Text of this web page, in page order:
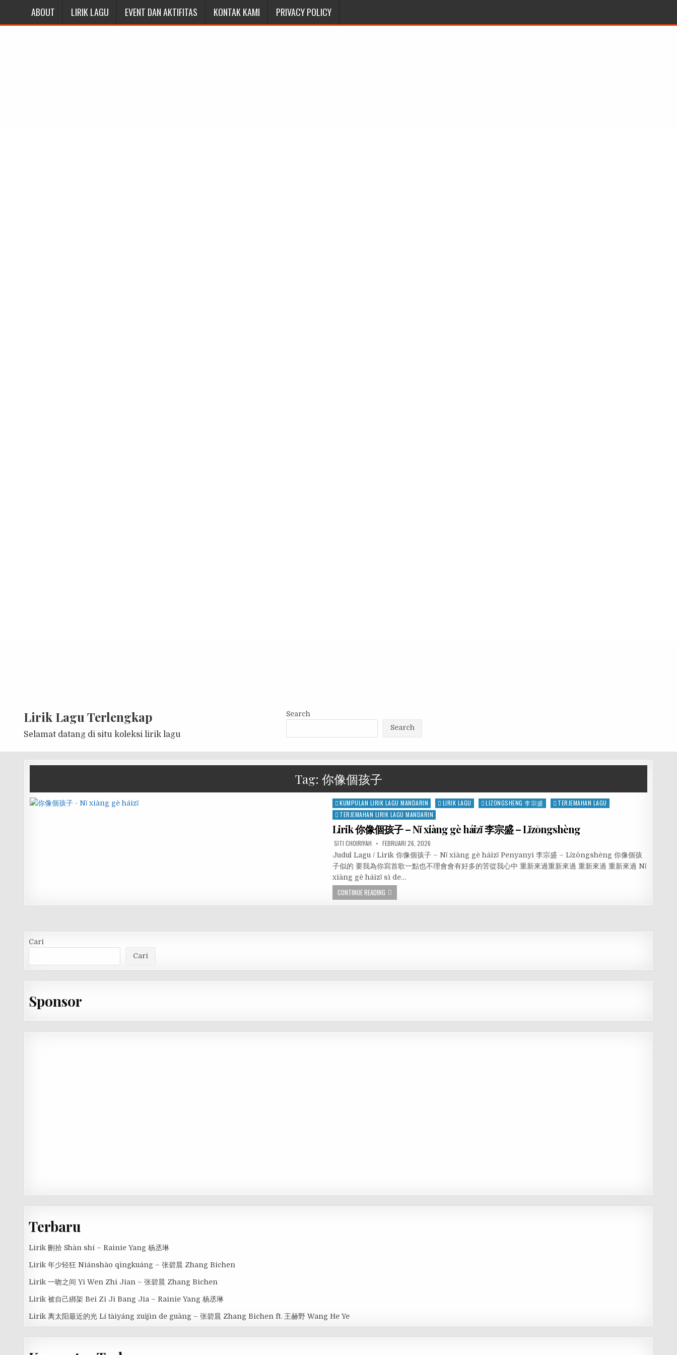
ABOUT LIRIK LAGU EVENT DAN AKTIFITAS KONTAK KAMI PRIVACY POLICY
Lirik Lagu Terlengkap
Selamat datang di situ koleksi lirik lagu
Search
Search
Tag: 你像個孩子
Posted
in
KUMPULAN LIRIK LAGU MANDARIN LIRIK LAGU LIZONGSHENG 李宗盛
TERJEMAHAN LAGU
TERJEMAHAN LIRIK LAGU MANDARIN
Lirik 你像個孩子 – Nǐ xiàng gè háizǐ 李宗盛 – Lǐzōngshèng
SITI CHOIRIYAH FEBRUARI 26, 2026
Judul Lagu / Lirik 你像個孩子 – Nǐ xiàng gè háizǐ Penyanyi 李宗盛 – Lǐzōngshèng 你像個孩
子似的 要我為你寫首歌一點也不理會會有好多的苦從我心中 重新來過重新來過 重新來過 重新來過 Nǐ
xiàng gè háizǐ sì de…
CONTINUE READING
Cari
Cari
Sponsor
Terbaru
Lirik 刪拾 Shān shí – Rainie Yang 杨丞琳
Lirik 年少轻狂 Niánshào qīngkuáng – 张碧晨 Zhang Bichen
Lirik 一吻之间 Yi Wen Zhi Jian – 张碧晨 Zhang Bichen
Lirik 被自己綁架 Bei Zi Ji Bang Jia – Rainie Yang 杨丞琳
Lirik 离太阳最近的光 Lí tàiyáng zuìjìn de guāng – 张碧晨 Zhang Bichen ft. 王赫野 Wang He Ye